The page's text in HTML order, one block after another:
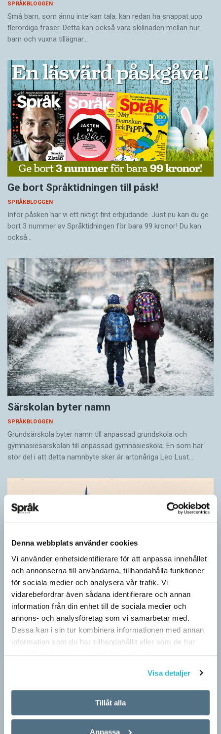
Denna webbplats använder cookies
Vi använder enhetsidentifierare för att anpassa innehållet
och annonserna till användarna, tillhandahålla funktioner
för sociala medier och analysera vår trafik. Vi
vidarebefordrar även sådana identifierare och annan
information från din enhet till de sociala medier och
annons- och analysföretag som vi samarbetar med.
Dessa kan i sin tur kombinera informationen med annan
information som du har tillhandahållit eller som de har
samlat in när du har använt deras tjänster.
Visa detaljer
Tillåt alla
Anpassa
SPRÅKBLOGGEN
Små barn, som ännu inte kan tala, kan redan ha snappat upp
flerordiga fraser. Detta kan också vara skillnaden mellan hur
barn och vuxna tillägnar…
Ge bort Språktidningen till påsk!
SPRÅKBLOGGEN
Inför påsken har vi ett riktigt fint erbjudande. Just nu kan du ge
bort 3 nummer av Språktidningen för bara 99 kronor! Du kan
också…
Särskolan byter namn
SPRÅKBLOGGEN
Grundsärskola byter namn till anpassad grundskola och
gymnasiesärskolan till anpassad gymnasieskola. En som har
stor del i att detta namnbyte sker är artonåriga Leo Lust…
Pressmeddelande: Hjovisst älskar vi
ordvitsar!